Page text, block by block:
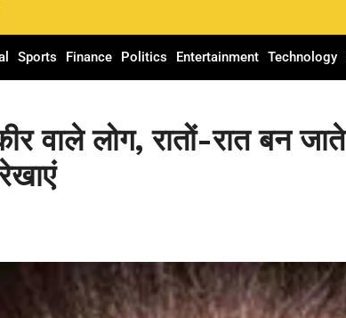
Sports Finance Politics Entertainment Technology
वाले लोग, रातों-रात बन जाते